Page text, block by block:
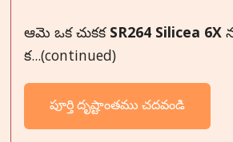
ఆమె ఒక చుకక SR264 Silicea 6X
క...(continued)
పూర్తి దృష్టాంతము చదవండి